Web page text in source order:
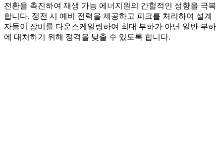
전환을 촉진하여 재생 가능 에너지원의 간헐적인 성향을 극복
합니다. 정전 시 예비 전력을 제공하고 피크를 처리하여 설계
자들이 장비를 다운스케일링하여 최대 부하가 아닌 일반 부하
에 대처하기 위해 정격을 낮출 수 있도록 합니다.